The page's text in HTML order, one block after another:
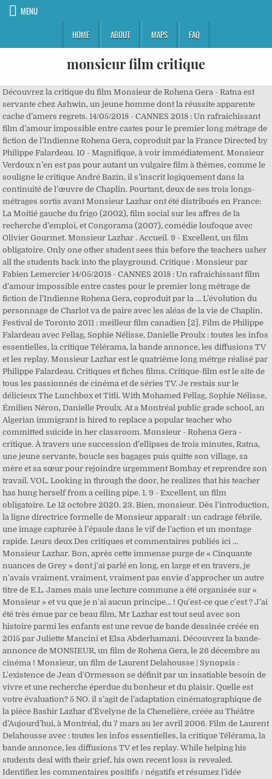
MENU
HOME
ABOUT MAPS FAQ
monsieur film critique
Découvrez la critique du film Monsieur de Rohena Gera - Ratna est
servante chez Ashwin, un jeune homme dont la réussite apparente
cache d’amers regrets. 14/05/2018 - CANNES 2018 : Un rafraichissant
film d’amour impossible entre castes pour le premier long métrage de
fiction de l’Indienne Rohena Gera, coproduit par la France Directed by
Philippe Falardeau. 10 - Magnifique, à voir immédiatement. Monsieur
Verdoux n’en est pas pour autant un vulgaire film à thèmes, comme le
souligne le critique André Bazin, il s’inscrit logiquement dans la
continuité de l’œuvre de Chaplin. Pourtant, deux de ses trois longs-
métrages sortis avant Monsieur Lazhar ont été distribués en France:
La Moitié gauche du frigo (2002), film social sur les affres de la
recherche d’emploi, et Congorama (2007), comédie loufoque avec
Olivier Gourmet. Monsieur Lazhar . Accueil. 9 - Excellent, un film
obligatoire. Only one other student sees this before the teachers usher
all the students back into the playground. Critique : Monsieur par
Fabien Lemercier 14/05/2018 - CANNES 2018 : Un rafraichissant film
d’amour impossible entre castes pour le premier long métrage de
fiction de l’Indienne Rohena Gera, coproduit par la … L’évolution du
personnage de Charlot va de paire avec les aléas de la vie de Chaplin.
Festival de Toronto 2011 : meilleur film canadien [2]. Film de Philippe
Falardeau avec Fellag, Sophie Nélisse, Danielle Proulx : toutes les infos
essentielles, la critique Télérama, la bande annonce, les diffusions TV
et les replay. Monsieur Lazhar est le quatrième long métrge réalisé par
Philippe Falardeau. Critiques et fiches films. Critique-film est le site de
tous les passionnés de cinéma et de séries TV. Je restais sur le
délicieux The Lunchbox et Titli. With Mohamed Fellag, Sophie Nélisse,
Émilien Néron, Danielle Proulx. At a Montréal public grade school, an
Algerian immigrant is hired to replace a popular teacher who
committed suicide in her classroom. Monsieur - Rohena Gera -
critique. À travers une succession d’ellipses de trois minutes, Ratna,
une jeune servante, boucle ses bagages puis quitte son village, sa
mère et sa sœur pour rejoindre urgemment Bombay et reprendre son
travail. VOL. Looking in through the door, he realizes that his teacher
has hung herself from a ceiling pipe. 1. 9 - Excellent, un film
obligatoire. Le 12 octobre 2020. 23. Bien, monsieur. Dès l’introduction,
la ligne directrice formelle de Monsieur apparaît : un cadrage fébrile,
une image capturée à l’épaule dans le vif de l’action et un montage
rapide. Leurs deux Des critiques et commentaires publiés ici …
Monsieur Lazhar. Bon, après cette immense purge de « Cinquante
nuances de Grey » dont j'ai parlé en long, en large et en travers, je
n'avais vraiment, vraiment, vraiment pas envie d'approcher un autre
titre de E.L. James mais une lecture commune a été organisée sur «
Monsieur » et vu que je n'ai aucun principe… ! Qu'est-ce que c'est ? J’ai
été très émue par ce beau film, Mr Lazhar est tout seul avec son
histoire parmi les enfants est une revue de bande dessinée créée en
2015 par Juliette Mancini et Elsa Abderhamani. Découvrez la bande-
annonce de MONSIEUR, un film de Rohena Gera, le 26 décembre au
cinéma ! Monsieur, un film de Laurent Delahousse | Synopsis :
L'existence de Jean d'Ormesson se définit par un insatiable besoin de
vivre et une recherche éperdue du bonheur et du plaisir. Quelle est
votre évaluation? 5 NO. il s’agit de l’adaptation cinématographique de
la pièce Bashir Lazhar d’Évelyne de la Chenelière, créée au Théâtre
d’Aujourd’hui, à Montréal, du 7 mars au 1er avril 2006. Film de Laurent
Delahousse avec : toutes les infos essentielles, la critique Télérama, la
bande annonce, les diffusions TV et les replay. While helping his
students deal with their grief, his own recent loss is revealed.
Identifiez les commentaires positifs / négatifs et résumez l’idée